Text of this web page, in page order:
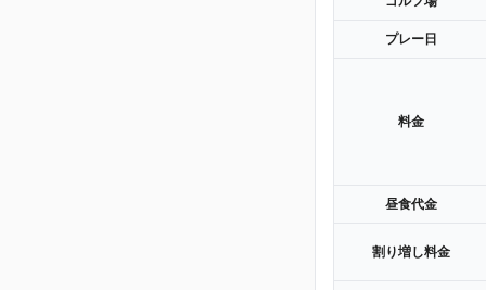
プレー日
料金
昼食代金
割り増し料金